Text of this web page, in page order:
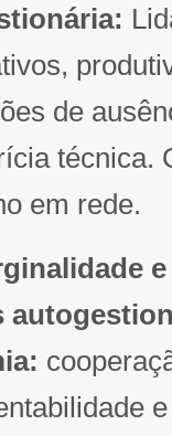
de
técnica.
em rede.